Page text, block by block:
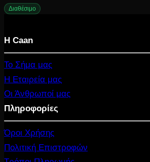
price
Διαθέσιμο
Η Caan
Το Σήμα μας
Η Εταιρεία μας
Οι Άνθρωποί μας
Πληροφορίες
Όροι Χρήσης
Πολιτική Επιστροφών